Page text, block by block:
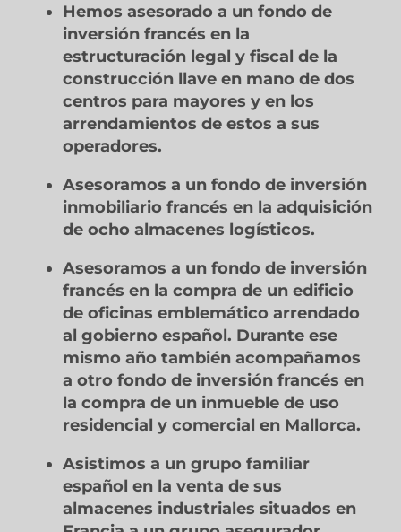
Hemos asesorado a un fondo de
inversión francés en la
estructuración legal y fiscal de la
construcción llave en mano de dos
centros para mayores y en los
arrendamientos de estos a sus
operadores.
Asesoramos a un fondo de inversión
inmobiliario francés en la adquisición
de ocho almacenes logísticos.
Asesoramos a un fondo de inversión
francés en la compra de un edificio
de oficinas emblemático arrendado
al gobierno español. Durante ese
mismo año también acompañamos
a otro fondo de inversión francés en
la compra de un inmueble de uso
residencial y comercial en Mallorca.
Asistimos a un grupo familiar
español en la venta de sus
almacenes industriales situados en